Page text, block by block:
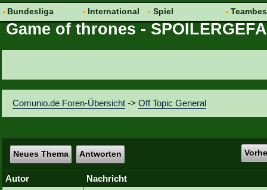
Bundesliga
Hot News
Vereinsfragen
International
Vereine
Spiel
Regeln & Tipps
Game of thrones -
Comunio.de Foren-Übersicht ->Off Topic General
Neues Thema Antworten
Autor
Nachricht